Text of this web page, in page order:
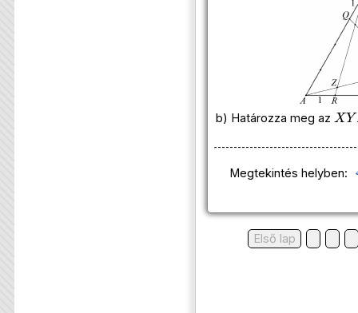
b) Határozza meg az
XY
Megtekintés helyben:
Első lap